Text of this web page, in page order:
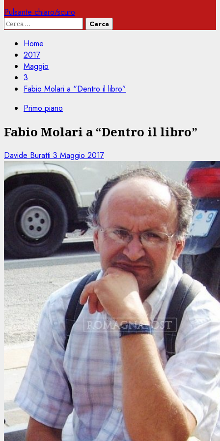
Pulsante chiaro/scuro
Ricerca
Home
2017
Maggio
3
Fabio Molari a “Dentro il libro”
Primo piano
Fabio Molari a “Dentro il libro”
Davide Buratti 3 Maggio 2017